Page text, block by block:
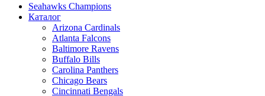
Seahawks Champions
Каталог
Arizona Cardinals
Atlanta Falcons
Baltimore Ravens
Buffalo Bills
Carolina Panthers
Chicago Bears
Cincinnati Bengals